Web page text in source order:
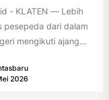
- KLATEN — Lebih
pesepeda dari dalam
mengikuti ajang
2026